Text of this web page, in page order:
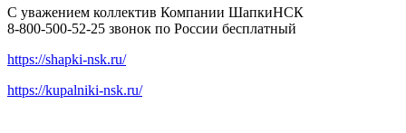
С уважением коллектив Компании ШапкиНСК
8-800-500-52-25 звонок по России бесплатный
https://shapki-nsk.ru/
https://kupalniki-nsk.ru/